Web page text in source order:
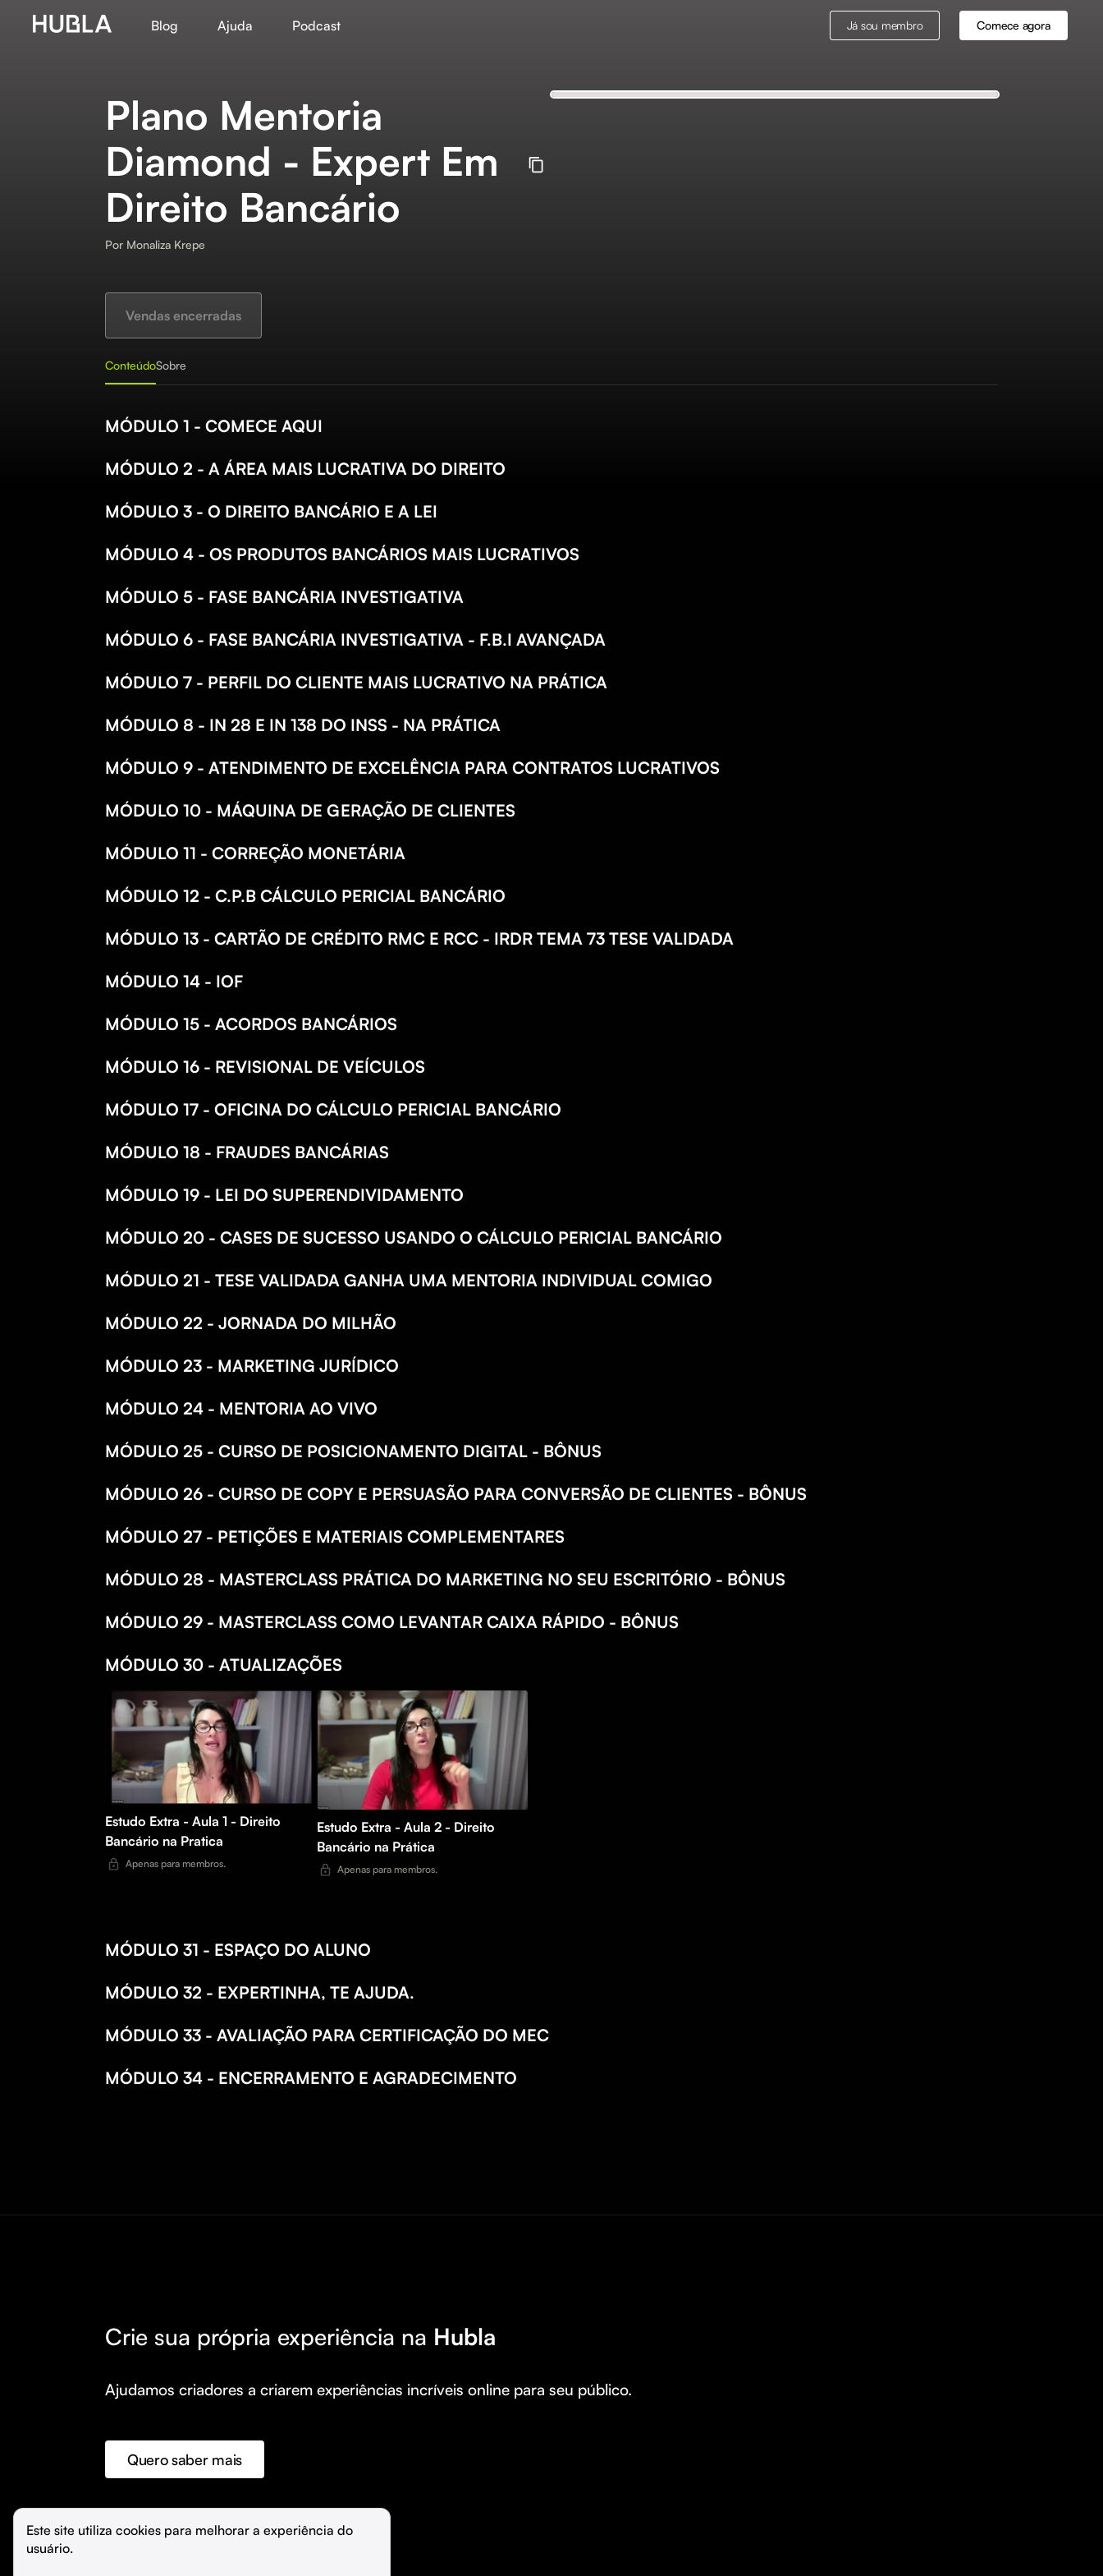
Blog Ajuda Podcast Já sou membro Comece agora
Plano Mentoria
Diamond - Expert Em
Direito Bancário
Por Monaliza Krepe
Vendas encerradas
ConteúdoSobre
MÓDULO 1 - COMECE AQUI
MÓDULO 2 - A ÁREA MAIS LUCRATIVA DO DIREITO
MÓDULO 3 - O DIREITO BANCÁRIO E A LEI
MÓDULO 4 - OS PRODUTOS BANCÁRIOS MAIS LUCRATIVOS
MÓDULO 5 - FASE BANCÁRIA INVESTIGATIVA
MÓDULO 6 - FASE BANCÁRIA INVESTIGATIVA - F.B.I AVANÇADA
MÓDULO 7 - PERFIL DO CLIENTE MAIS LUCRATIVO NA PRÁTICA
MÓDULO 8 - IN 28 E IN 138 DO INSS - NA PRÁTICA
MÓDULO 9 - ATENDIMENTO DE EXCELÊNCIA PARA CONTRATOS LUCRATIVOS
MÓDULO 10 - MÁQUINA DE GERAÇÃO DE CLIENTES
MÓDULO 11 - CORREÇÃO MONETÁRIA
MÓDULO 12 - C.P.B CÁLCULO PERICIAL BANCÁRIO
MÓDULO 13 - CARTÃO DE CRÉDITO RMC E RCC - IRDR TEMA 73 TESE VALIDADA
MÓDULO 14 - IOF
MÓDULO 15 - ACORDOS BANCÁRIOS
MÓDULO 16 - REVISIONAL DE VEÍCULOS
MÓDULO 17 - OFICINA DO CÁLCULO PERICIAL BANCÁRIO
MÓDULO 18 - FRAUDES BANCÁRIAS
MÓDULO 19 - LEI DO SUPERENDIVIDAMENTO
MÓDULO 20 - CASES DE SUCESSO USANDO O CÁLCULO PERICIAL BANCÁRIO
MÓDULO 21 - TESE VALIDADA GANHA UMA MENTORIA INDIVIDUAL COMIGO
MÓDULO 22 - JORNADA DO MILHÃO
MÓDULO 23 - MARKETING JURÍDICO
MÓDULO 24 - MENTORIA AO VIVO
MÓDULO 25 - CURSO DE POSICIONAMENTO DIGITAL - BÔNUS
MÓDULO 26 - CURSO DE COPY E PERSUASÃO PARA CONVERSÃO DE CLIENTES - BÔNUS
MÓDULO 27 - PETIÇÕES E MATERIAIS COMPLEMENTARES
MÓDULO 28 - MASTERCLASS PRÁTICA DO MARKETING NO SEU ESCRITÓRIO - BÔNUS
MÓDULO 29 - MASTERCLASS COMO LEVANTAR CAIXA RÁPIDO - BÔNUS
MÓDULO 30 - ATUALIZAÇÕES
Estudo Extra - Aula 1 - Direito
Bancário na Pratica
Apenas para membros.
Estudo Extra - Aula 2 - Direito
Bancário na Prática
Apenas para membros.
MÓDULO 31 - ESPAÇO DO ALUNO
MÓDULO 32 - EXPERTINHA, TE AJUDA.
MÓDULO 33 - AVALIAÇÃO PARA CERTIFICAÇÃO DO MEC
MÓDULO 34 - ENCERRAMENTO E AGRADECIMENTO
Crie sua própria experiência na Hubla
Ajudamos criadores a criarem experiências incríveis online para seu público.
Quero saber mais
©️ Hubla Tecnologia Ltda • 2026
Este site utiliza cookies para melhorar a experiência do
usuário.